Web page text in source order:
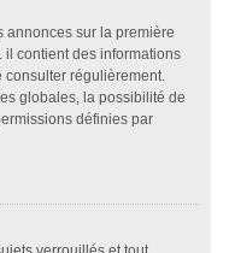
annonces sur la première
contient des informations
régulièrement.
globales, la possibilité de
définies par